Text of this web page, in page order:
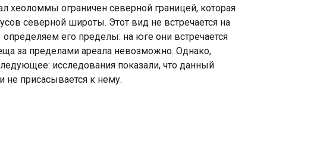
хеоломмы ограничен северной границей, которая
северной широты. Этот вид не встречается на
его пределы: на юге они встречается
за пределами ареала невозможно. Однако,
исследования показали, что данный
не присасывается к нему.